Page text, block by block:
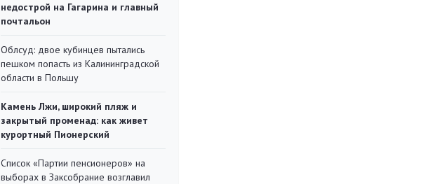
недострой на Гагарина и главный
почтальон
Облсуд: двое кубинцев пытались
пешком попасть из Калининградской
области в Польшу
Камень Лжи, широкий пляж и
закрытый променад: как живет
курортный Пионерский
Список «Партии пенсионеров» на
выборах в Заксобрание возглавил